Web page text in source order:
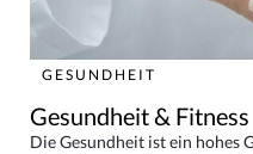
GESUNDHEIT
Gesundheit & Fitness
Die Gesundheit ist ein hohes